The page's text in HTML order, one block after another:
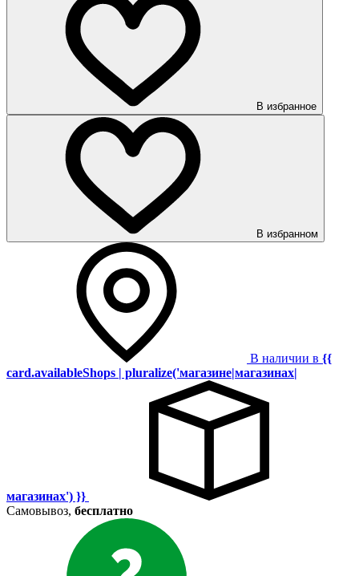
В избранное
В избранном
В наличии в {{
card.availableShops | pluralize('магазине|магазинах|
магазинах') }}
Самовывоз, бесплатно